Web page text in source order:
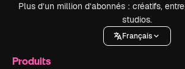
Plus d’un million d’abonnés : créatifs,
studios.
Français
Produits